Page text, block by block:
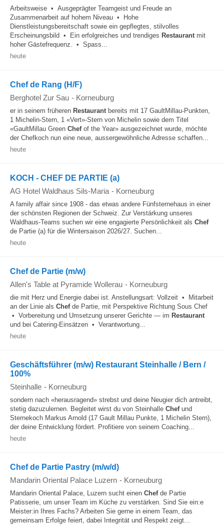
Arbeitsweise • Ausgeprägter Teamgeist und Freude an
Zusammenarbeit auf hohem Niveau • Hohe
Dienstleistungsbereitschaft sowie ein gepflegtes, stilvolles
Erscheinungsbild • Ein erfolgreiches und trendiges Restaurantmit
hoher Gästefrequenz. • Spass...
heute
Chef de Rang (H/F)
Berghotel Zur Sau - Korneuburg
er in seinem früheren Restaurantbereits mit 17 GaultMillau-Punkten,
1 Michelin-Stern, 1 «Vert»-Stern von Michelin sowie dem Titel
«GaultMillau Green Chefof the Year» ausgezeichnet wurde, möchte
der Chefkoch nun eine neue, aussergewöhnliche Adresse schaffen...
heute
KOCH - CHEF DE PARTIE (a)
AG Hotel Waldhaus Sils-Maria - Korneuburg
A family affair since 1908 - das etwas andere Fünfsternehaus in einer
der schönsten Regionen der Schweiz. Zur Verstärkung unseres
Waldhaus-Teams suchen wir eine engagierte Persönlichkeit als Chef
de Partie (a) für die Wintersaison 2026/27. Suchen...
heute
Chef de Partie (m/w)
Allen's Table at Pyramide Wollerau - Korneuburg
die mit Herz und Energie dabei ist. Anstellungsart: Vollzeit • Mitarbeit
an der Linie als Chefde Partie, mit Perspektive Richtung Sous Chef
• Vorbereitung und Umsetzung unserer Gerichte — im Restaurant
und bei Catering-Einsätzen • Verantwortung...
heute
Geschäftsführer (m/w) Restaurant Steinhalle / Bern /
100%
Steinhalle - Korneuburg
sondern nach «herausragend» strebst und deine Neugier dich antreibt,
stetig dazuzulernen. Begleitet wirst du von Steinhalle Chefund
Sternekoch Markus Arnold (17 Gault Millau Punkte, 1 Michelin Stern),
der deine Entwicklung fördert. Profitiere von seinem Coaching...
heute
Chef de Partie Pastry (m/w/d)
Mandarin Oriental Palace Luzern - Korneuburg
Mandarin Oriental Palace, Luzern sucht einen Chefde Partie
Patisserie, um unser Team im Küche zu verstärken. Sind Sie ein:e
Meister:in Ihres Fachs? Arbeiten Sie gerne in einem Team, das
gemeinsam Erfolge feiert, dabei Integrität und Respekt zeigt...